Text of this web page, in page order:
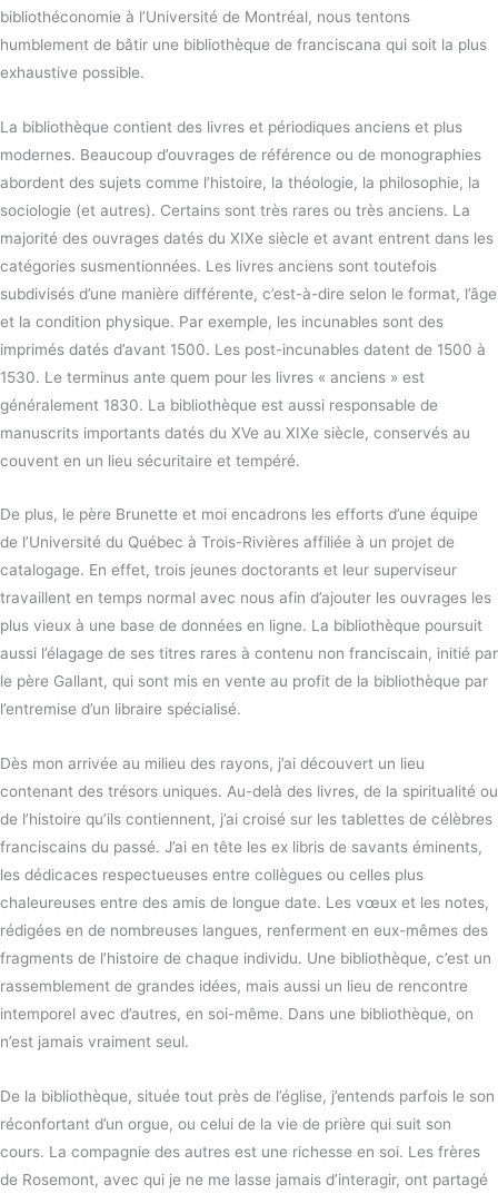
bibliothéconomie à l’Université de Montréal, nous tentons
humblement de bâtir une bibliothèque de franciscana qui soit la plus
exhaustive possible.
La bibliothèque contient des livres et périodiques anciens et plus
modernes. Beaucoup d’ouvrages de référence ou de monographies
abordent des sujets comme l’histoire, la théologie, la philosophie, la
sociologie (et autres). Certains sont très rares ou très anciens. La
majorité des ouvrages datés du XIXe siècle et avant entrent dans les
catégories susmentionnées. Les livres anciens sont toutefois
subdivisés d’une manière différente, c’est-à-dire selon le format, l’âge
et la condition physique. Par exemple, les incunables sont des
imprimés datés d’avant 1500. Les post-incunables datent de 1500 à
1530. Le terminus ante quem pour les livres « anciens » est
généralement 1830. La bibliothèque est aussi responsable de
manuscrits importants datés du XVe au XIXe siècle, conservés au
couvent en un lieu sécuritaire et tempéré.
De plus, le père Brunette et moi encadrons les efforts d’une équipe
de l’Université du Québec à Trois-Rivières affiliée à un projet de
catalogage. En effet, trois jeunes doctorants et leur superviseur
travaillent en temps normal avec nous afin d’ajouter les ouvrages les
plus vieux à une base de données en ligne. La bibliothèque poursuit
aussi l’élagage de ses titres rares à contenu non franciscain, initié par
le père Gallant, qui sont mis en vente au profit de la bibliothèque par
l’entremise d’un libraire spécialisé.
Dès mon arrivée au milieu des rayons, j’ai découvert un lieu
contenant des trésors uniques. Au-delà des livres, de la spiritualité ou
de l’histoire qu’ils contiennent, j’ai croisé sur les tablettes de célèbres
franciscains du passé. J’ai en tête les ex libris de savants éminents,
les dédicaces respectueuses entre collègues ou celles plus
chaleureuses entre des amis de longue date. Les vœux et les notes,
rédigées en de nombreuses langues, renferment en eux-mêmes des
fragments de l’histoire de chaque individu. Une bibliothèque, c’est un
rassemblement de grandes idées, mais aussi un lieu de rencontre
intemporel avec d’autres, en soi-même. Dans une bibliothèque, on
n’est jamais vraiment seul.
De la bibliothèque, située tout près de l’église, j’entends parfois le son
réconfortant d’un orgue, ou celui de la vie de prière qui suit son
cours. La compagnie des autres est une richesse en soi. Les frères
de Rosemont, avec qui je ne me lasse jamais d’interagir, ont partagé